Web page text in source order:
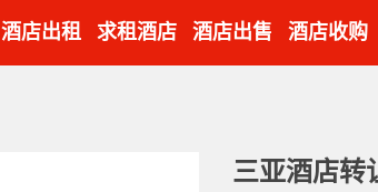
酒店出租 求租酒店 酒店出售 酒店收购
三亚酒店转